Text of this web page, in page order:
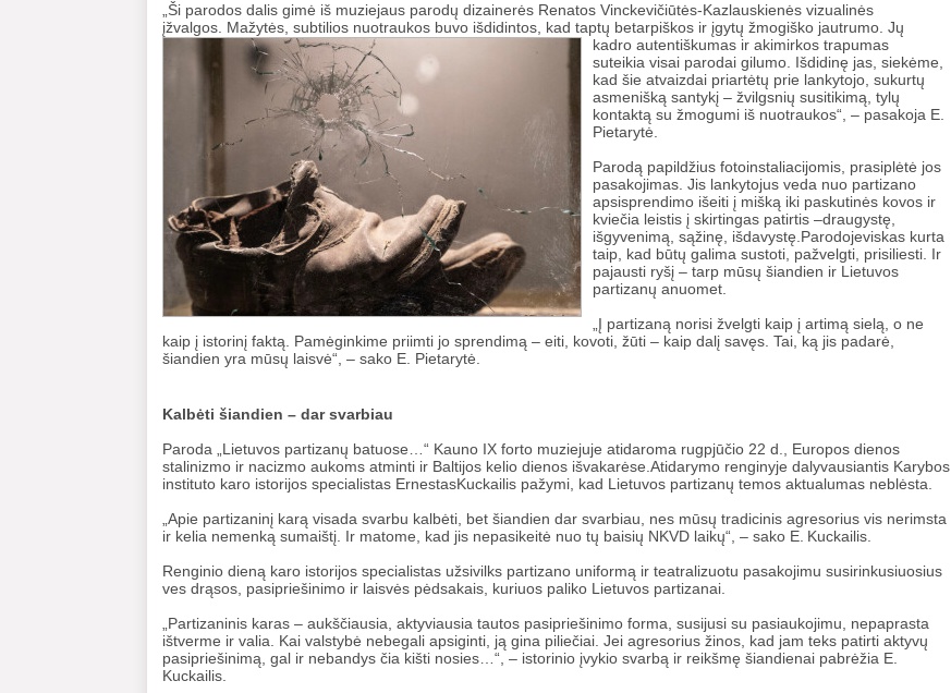
„Ši parodos dalis gimė iš muziejaus parodų dizainerės Renatos Vinckevičiūtės-Kazlauskienės vizualinės
įžvalgos. Mažytės, subtilios nuotraukos buvo išdidintos, kad taptų betarpiškos ir įgytų žmogiško jautrumo. Jų
kadro autentiškumas ir akimirkos trapumas
suteikia visai parodai gilumo. Išdidinę jas, siekėme,
kad šie atvaizdai priartėtų prie lankytojo, sukurtų
asmenišką santykį – žvilgsnių susitikimą, tylų
kontaktą su žmogumi iš nuotraukos“, – pasakoja E.
Pietarytė.
Parodą papildžius fotoinstaliacijomis, prasiplėtė jos
pasakojimas. Jis lankytojus veda nuo partizano
apsisprendimo išeiti į mišką iki paskutinės kovos ir
kviečia leistis į skirtingas patirtis –draugystę,
išgyvenimą, sąžinę, išdavystę.Parodojeviskas kurta
taip, kad būtų galima sustoti, pažvelgti, prisiliesti. Ir
pajausti ryšį – tarp mūsų šiandien ir Lietuvos
partizanų anuomet.
„Į partizaną norisi žvelgti kaip į artimą sielą, o ne
kaip į istorinį faktą. Pamėginkime priimti jo sprendimą – eiti, kovoti, žūti – kaip dalį savęs. Tai, ką jis padarė,
šiandien yra mūsų laisvė“, – sako E. Pietarytė.
Kalbėti šiandien – dar svarbiau
Paroda „Lietuvos partizanų batuose…“ Kauno IX forto muziejuje atidaroma rugpjūčio 22 d., Europos dienos
stalinizmo ir nacizmo aukoms atminti ir Baltijos kelio dienos išvakarėse.Atidarymo renginyje dalyvausiantis Karybos
instituto karo istorijos specialistas ErnestasKuckailis pažymi, kad Lietuvos partizanų temos aktualumas neblėsta.
„Apie partizaninį karą visada svarbu kalbėti, bet šiandien dar svarbiau, nes mūsų tradicinis agresorius vis nerimsta
ir kelia nemenką sumaištį. Ir matome, kad jis nepasikeitė nuo tų baisių NKVD laikų“, – sako E. Kuckailis.
Renginio dieną karo istorijos specialistas užsivilks partizano uniformą ir teatralizuotu pasakojimu susirinkusiuosius
ves drąsos, pasipriešinimo ir laisvės pėdsakais, kuriuos paliko Lietuvos partizanai.
„Partizaninis karas – aukščiausia, aktyviausia tautos pasipriešinimo forma, susijusi su pasiaukojimu, nepaprasta
ištverme ir valia. Kai valstybė nebegali apsiginti, ją gina piliečiai. Jei agresorius žinos, kad jam teks patirti aktyvų
pasipriešinimą, gal ir nebandys čia kišti nosies…“, – istorinio įvykio svarbą ir reikšmę šiandienai pabrėžia E.
Kuckailis.